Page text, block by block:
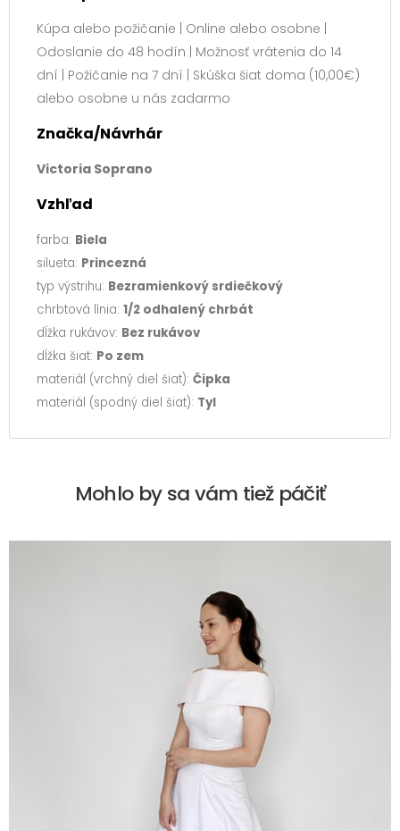
Kúpa alebo požičanie | Online alebo osobne |
Odoslanie do 48 hodín | Možnosť vrátenia do 14
dní | Požičanie na 7 dní | Skúška šiat doma (10,00€)
alebo osobne u nás zadarmo
Značka/Návrhár
Victoria Soprano
Vzhľad
farba: Biela
silueta: Princezná
typ výstrihu: Bezramienkový srdiečkový
chrbtová línia: 1/2 odhalený chrbát
dĺžka rukávov: Bez rukávov
dĺžka šiat: Po zem
materiál (vrchný diel šiat): Čipka
materiál (spodný diel šiat): Tyl
Mohlo by sa vám tiež páčiť